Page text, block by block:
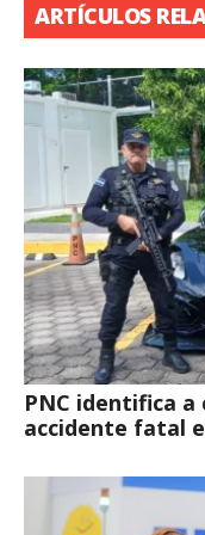
ARTÍCULOS
PNC identifica
accidente fatal